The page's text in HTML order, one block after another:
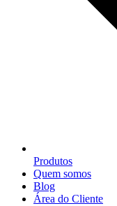
Produtos
Quem somos
Blog
Área do Cliente